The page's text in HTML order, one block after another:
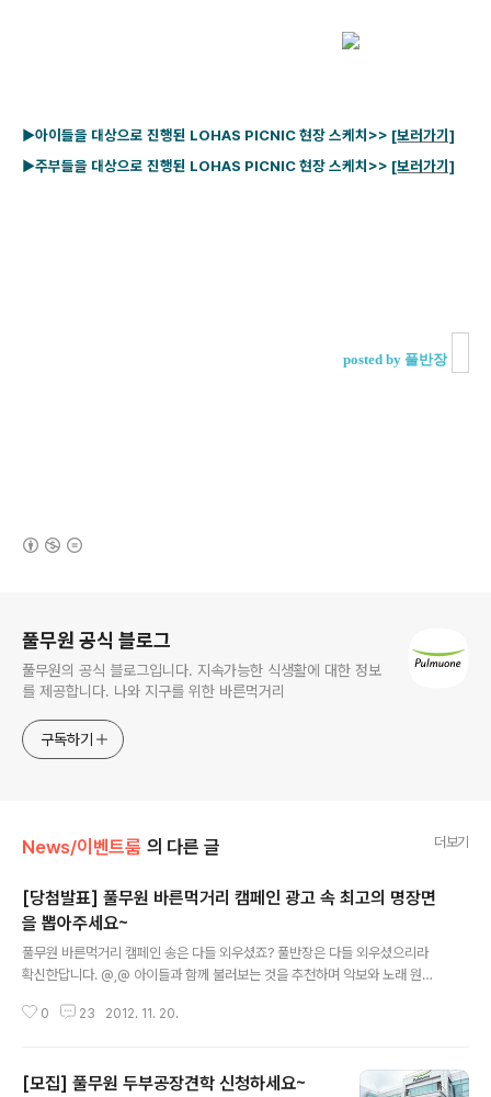
▶아이들을 대상으로 진행된 LOHAS PICNIC 현장 스케치>> [보러가기]
▶주부들을 대상으로 진행된 LOHAS PICNIC 현장 스케치>> [보러가기]
posted by 풀반장
풀무원 공식 블로그
풀무원의 공식 블로그입니다. 지속가능한 식생활에 대한 정보
를 제공합니다. 나와 지구를 위한 바른먹거리
구독하기
News/이벤트룸 의 다른 글 더보기
[당첨발표] 풀무원 바른먹거리 캠페인 광고 속 최고의 명장면
을 뽑아주세요~
풀무원 바른먹거리 캠페인 송은 다들 외우셨죠? 풀반장은 다들 외우셨으리라
확신한답니다. @,@ 아이들과 함께 불러보는 것을 추천하며 악보와 노래 원곡
해 여러분들이 보셨던 풀무원 광고의 재생 횟수를 확인했거든요. :) ▶'캠페인 광
도로 올린 영상인 만큼 이벤트에 참여한 풀사이 가족분들만 보셨을텐데~ 1명당
0 23 2012. 11. 20.
[모집] 풀무원 두부공장견학 신청하세요~